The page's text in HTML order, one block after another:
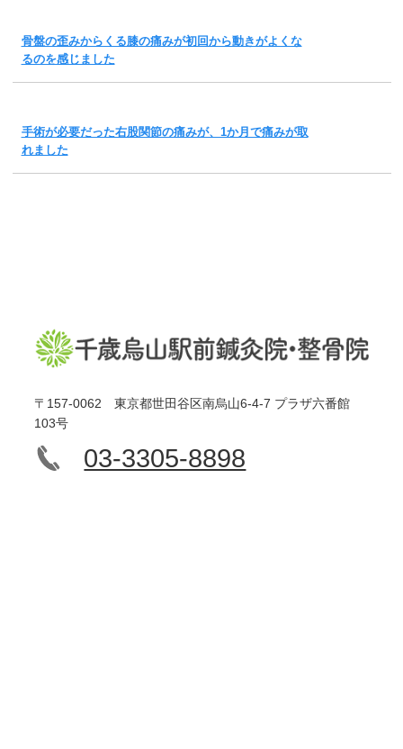
骨盤の歪みからくる膝の痛みが初回から動きがよくな
るのを感じました
手術が必要だった右股関節の痛みが、1か月で痛みが取
れました
〒157-0062 東京都世田谷区南烏山6-4-7 プラザ六番館
103号
03-3305-8898